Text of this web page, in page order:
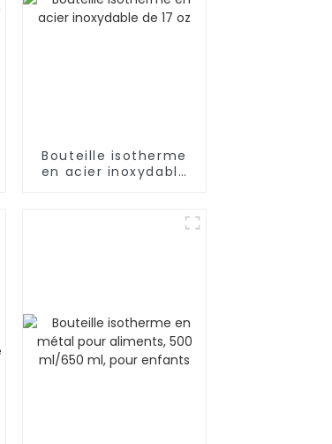
Bouteille isotherme
en acier inoxydable